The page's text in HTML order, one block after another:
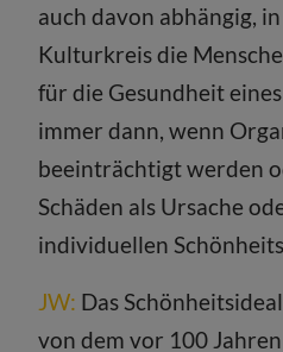
auch davon abhängig,
Kulturkreis die
für die Gesundheit
immer dann, wenn
beeinträchtigt werden
Schäden als Ursache
individuellen
JW: Das
von dem vor 100